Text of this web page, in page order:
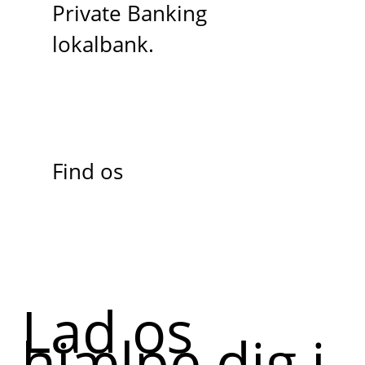
Private Banking
lokalbank.
Find os
Lad os